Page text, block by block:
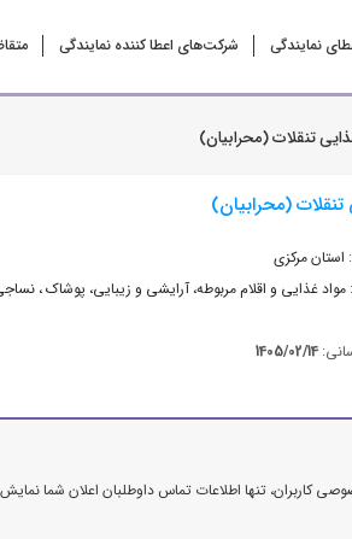
نمایندگی شرکت‌‌های اعطا کننده نمایندگی
تنقلات (محرابیان)
(محرابیان)
استان مرکزی
مواد غذایی و اقلام مربوطه، آرایشی و زیبایی، پوشاک ،
1405/02/14
کاربران، تنها اطلاعات تماس داوطلبان اعلان شما